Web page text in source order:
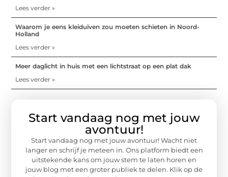
Lees verder »
Waarom je eens kleiduiven zou moeten schieten in Noord-
Holland
Lees verder »
Meer daglicht in huis met een lichtstraat op een plat dak
Lees verder »
Start vandaag nog met jouw
avontuur!
Start vandaag nog met jouw avontuur! Wacht niet
langer en schrijf je meteen in. Ons platform biedt een
uitstekende kans om jouw stem te laten horen en
jouw blog met een groter publiek te delen. Klik op de